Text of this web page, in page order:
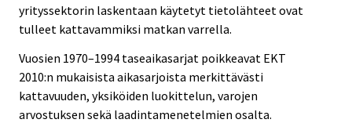
yrityssektorin laskentaan käytetyt tietolähteet ovat
tulleet kattavammiksi matkan varrella.
Vuosien 1970–1994 taseaikasarjat poikkeavat EKT
2010:n mukaisista aikasarjoista merkittävästi
kattavuuden, yksiköiden luokittelun, varojen
arvostuksen sekä laadintamenetelmien osalta.